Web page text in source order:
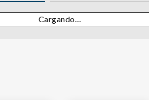
Cargando…